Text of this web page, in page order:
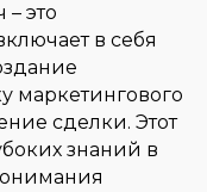
это
в себя
маркетингового
сделки. Этот
знаний в